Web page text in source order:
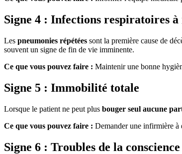
Signe 4 : Infections respiratoires
Les pneumonies répétées sont la première cause de
souvent un signe de fin de vie imminente.
Ce que vous pouvez faire : Maintenir une bonne
Signe 5 : Immobilité totale
Lorsque le patient ne peut plus bouger seul aucune
Ce que vous pouvez faire : Demander une infirmière à
Signe 6 : Troubles de la conscience